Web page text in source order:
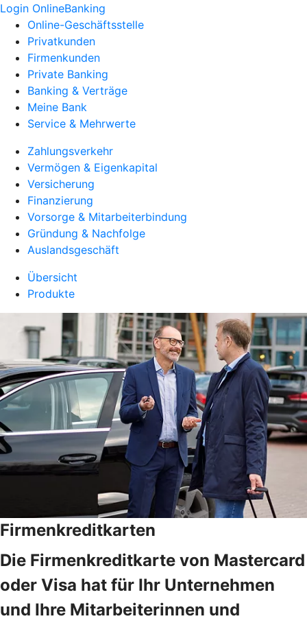
Login OnlineBanking
Online-Geschäftsstelle
Privatkunden
Firmenkunden
Private Banking
Banking & Verträge
Meine Bank
Service & Mehrwerte
Zahlungsverkehr
Vermögen & Eigenkapital
Versicherung
Finanzierung
Vorsorge & Mitarbeiterbindung
Gründung & Nachfolge
Auslandsgeschäft
Übersicht
Produkte
Firmenkreditkarten
Die Firmenkreditkarte von Mastercard
oder Visa hat für Ihr Unternehmen
und Ihre Mitarbeiterinnen und